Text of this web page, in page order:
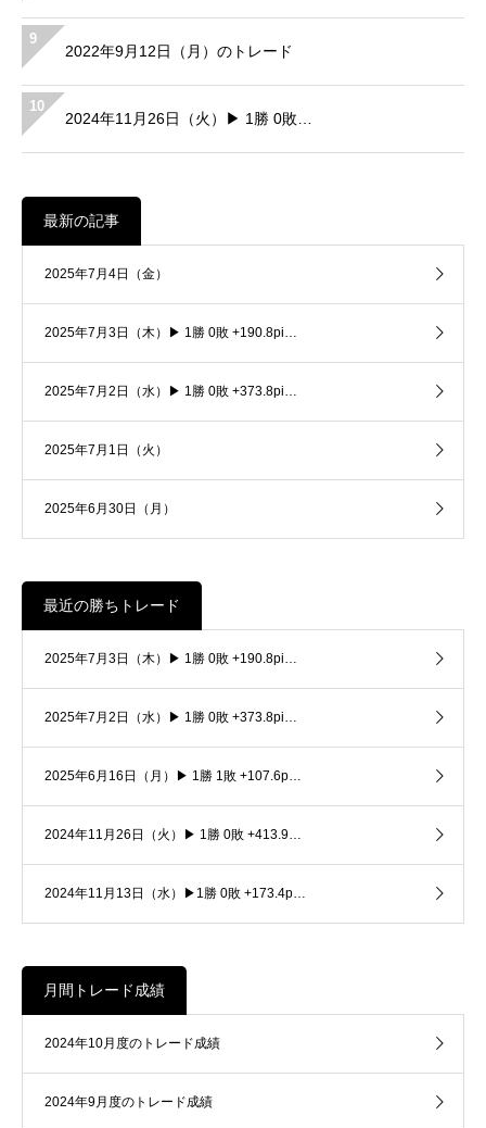
9
2022年9月12日（月）のトレード
10
2024年11月26日（火）▶ 1勝 0敗…
最新の記事
2025年7月4日（金）
2025年7月3日（木）▶ 1勝 0敗 +190.8pi…
2025年7月2日（水）▶ 1勝 0敗 +373.8pi…
2025年7月1日（火）
2025年6月30日（月）
最近の勝ちトレード
2025年7月3日（木）▶ 1勝 0敗 +190.8pi…
2025年7月2日（水）▶ 1勝 0敗 +373.8pi…
2025年6月16日（月）▶ 1勝 1敗 +107.6p…
2024年11月26日（火）▶ 1勝 0敗 +413.9…
2024年11月13日（水）▶1勝 0敗 +173.4p…
月間トレード成績
2024年10月度のトレード成績
2024年9月度のトレード成績